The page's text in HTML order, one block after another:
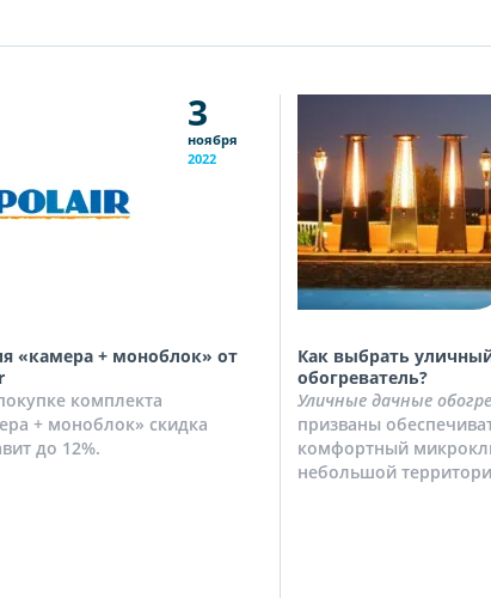
3
ноября
2022
«камера + моноблок» от
комплекта
+ моноблок» скидка
до 12%.
Как выбрать
обогреватель?
Уличные дачные
призваны
комфортный
небольшой